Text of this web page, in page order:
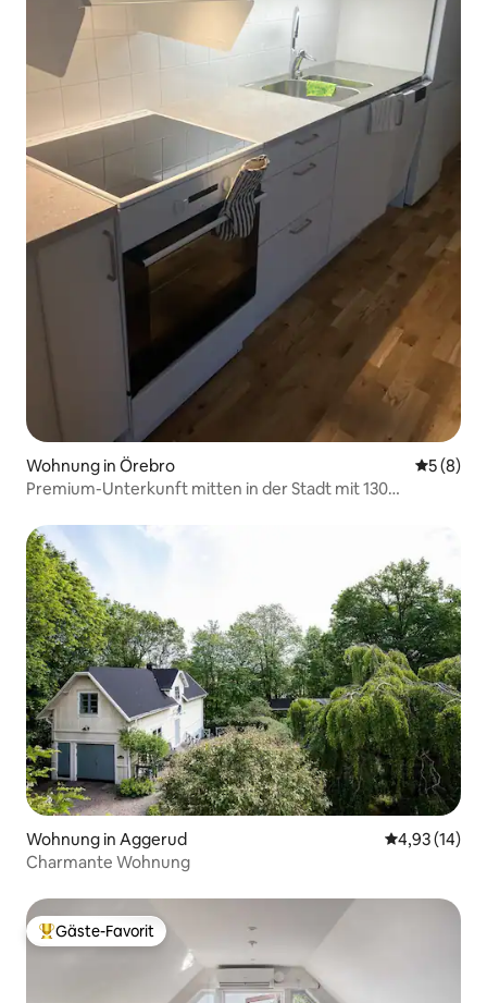
Wohnung in Örebro
5 (8)
Premium-Unterkunft mitten in der Stadt mit 130
Wohnung in Aggerud
4,93 (14)
Charmante Wohnung
Beliebter Gäste-Favorit.
Gäste-Favorit